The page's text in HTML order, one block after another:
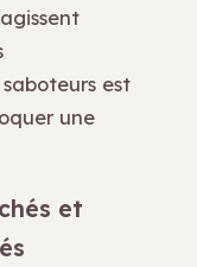
est
une
et